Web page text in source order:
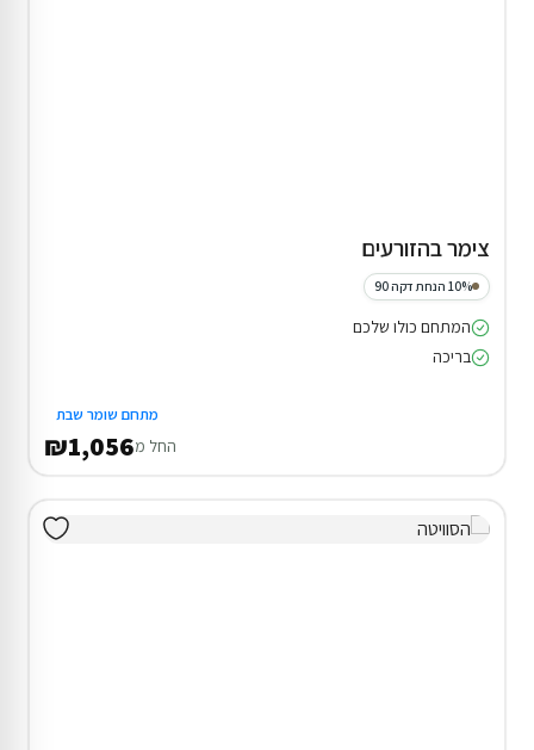
צימר בהזורעים
10% הנחת דקה 90
המתחם כולו שלכם
בריכה
מתחם שומר שבת
החל מ₪1,056